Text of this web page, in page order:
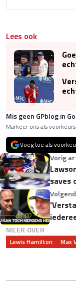
Lees ook
Mis geen GPblog in
Markeer ons als
Voeg toe als
Vorig
saves
MEER OVER
Lewis Hamilton Max